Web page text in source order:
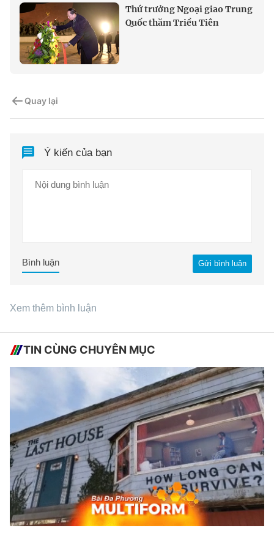
Thứ trưởng Ngoại giao Trung
Quốc thăm Triều Tiên
Quay lại
Ý kiến của bạn
Gửi bình luận
Bình luận
Xem thêm bình luận
TIN CÙNG CHUYÊN MỤC